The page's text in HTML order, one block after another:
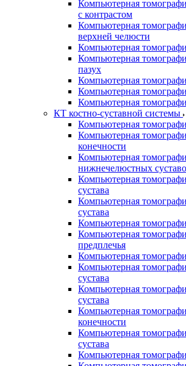
Компьютерная
с контрастом
Компьютерная
верхней челюсти
Компьютерная
Компьютерная
пазух
Компьютерная
Компьютерная
Компьютерная
КТ костно-суставной системы
Компьютерная
Компьютерная
конечности
Компьютерная
нижнечелюстных
Компьютерная
сустава
Компьютерная
сустава
Компьютерная
Компьютерная
предплечья
Компьютерная
Компьютерная
сустава
Компьютерная
сустава
Компьютерная
конечности
Компьютерная
сустава
Компьютерная